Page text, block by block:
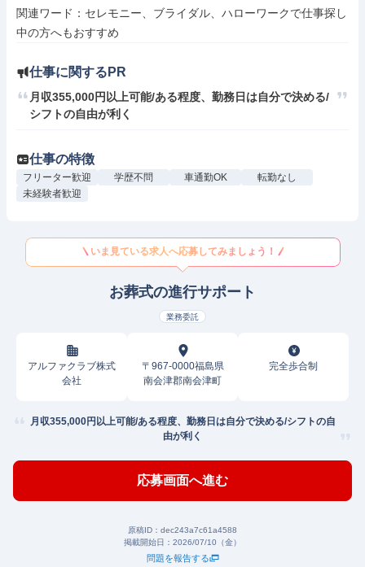
関連ワード：セレモニー、ブライダル、ハローワークで仕事探し
中の方へもおすすめ
仕事に関するPR
月収355,000円以上可能/ある程度、勤務日は自分で決める/
シフトの自由が利く
仕事の特徴
フリーター歓迎 学歴不問 車通勤OK
転勤なし
未経験者歓迎
いま見ている求人へ応募してみましょう！
お葬式の進行サポート
業務委託
アルファクラブ株式
会社
〒967-0000福島県
南会津郡南会津町
完全歩合制
月収355,000円以上可能/ある程度、勤務日は自分で決める/シフトの自
由が利く
応募画面へ進む
原稿ID： dec243a7c61a4588
掲載開始日： 2026/07/10（金）
問題を報告する